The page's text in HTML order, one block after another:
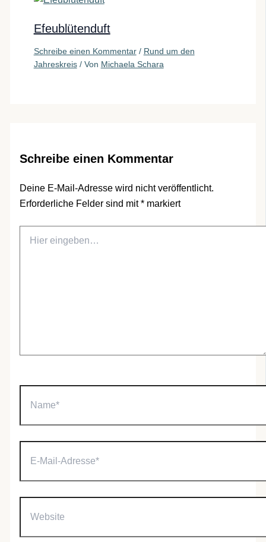
Efeublütenduft
Schreibe einen Kommentar / Rund um den
Jahreskreis/ Von Michaela Schara
Schreibe einen Kommentar
Deine E-Mail-Adresse wird nicht veröffentlicht.
Erforderliche Felder sind mit*markiert
eingeben…
Mail-